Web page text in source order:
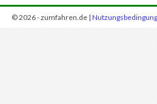
© 2026 - zumfahren.de |